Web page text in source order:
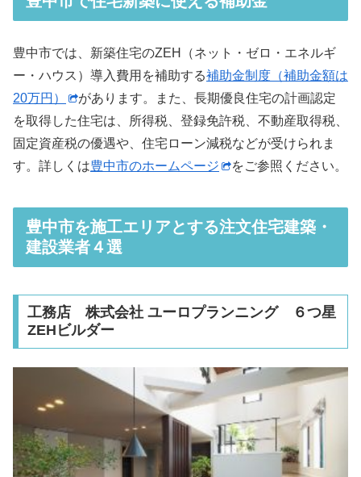
豊中市では、新築住宅のZEH（ネット・ゼロ・エネルギ
ー・ハウス）導入費用を補助する補助金制度（補助金額は
20万円）
があります。また、長期優良住宅の計画認定
を取得した住宅は、所得税、登録免許税、不動産取得税、
固定資産税の優遇や、住宅ローン減税などが受けられま
す。詳しくは豊中市のホームページ をご参照ください。
豊中市を施工エリアとする注文住宅建築・
建設業者４選
工務店 株式会社 ユーロプランニング ６つ星
ZEHビルダー